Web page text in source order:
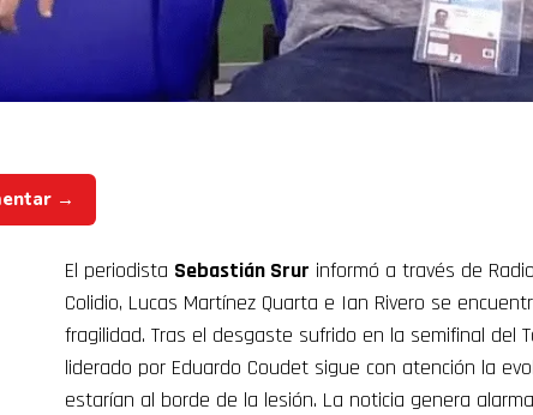
→
El periodista Sebastián Srur informó a través de
Colidio, Lucas Martínez Quarta e Ian Rivero se
fragilidad. Tras el desgaste sufrido en la semifinal del
liderado por Eduardo Coudet sigue con atención la
estarían al borde de la lesión. La noticia genera